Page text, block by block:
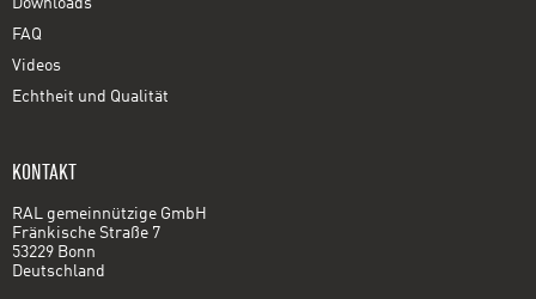
FAQ
Videos
Echtheit und Qualität
KONTAKT
RAL gemeinnützige GmbH
Fränkische Straße 7
53229 Bonn
Deutschland